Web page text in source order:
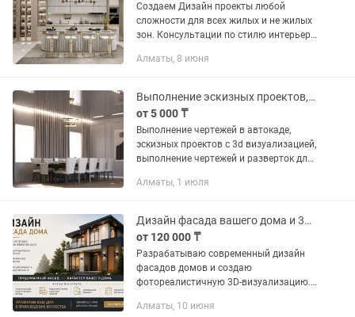
Создаем Дизайн проекты любой
сложности для всех жилых и не жилых
зон. Консультации по стилю интерьера
дизайн проекта. Большой опыт работы
Алматы, 8 июня
Выполнение эскизных проектов, чертежей и 3d визуализации
от 5 000 ₸
Выполнение чертежей в автокаде,
эскизных проектов с 3d визуализацией,
выполнение чертежей и разверток для
Алматы, 1 июля
Дизайн фасада вашего дома и 3D-визуализация, экстерьер
от 120 000 ₸
Разрабатываю современный дизайн
фасадов домов и создаю
фотореалистичную 3D-визуализацию.
цветовые решения с учетом
Алматы, 10 июня